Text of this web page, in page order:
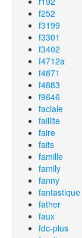
f252
f3199
f3301
f3402
f4712a
f4871
f4883
f9646
faciale
faillite
faire
faits
famille
family
fanny
fantastique
father
faux
fdc-plus